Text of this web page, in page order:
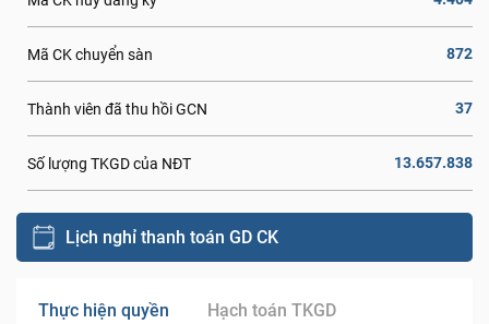
Mã CK chuyển sàn 872
Thành viên đã thu hồi GCN 37
Số lượng TKGD của NĐT 13.657.838
Lịch nghỉ thanh toán GD CK
Thực hiện quyền Hạch toán TKGD